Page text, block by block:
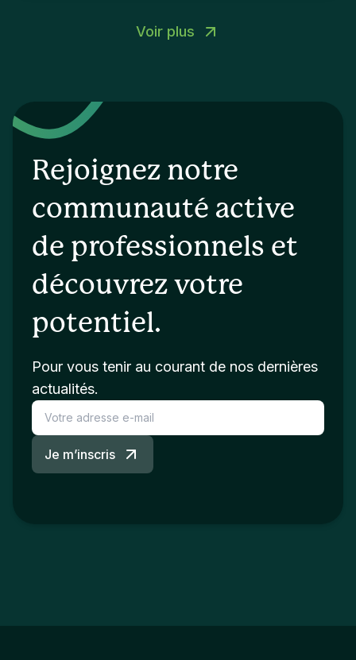
Voir plus
Rejoignez notre
communauté active
de professionnels et
découvrez votre
potentiel.
Pour vous tenir au courant de nos dernières
actualités.
Je m’inscris